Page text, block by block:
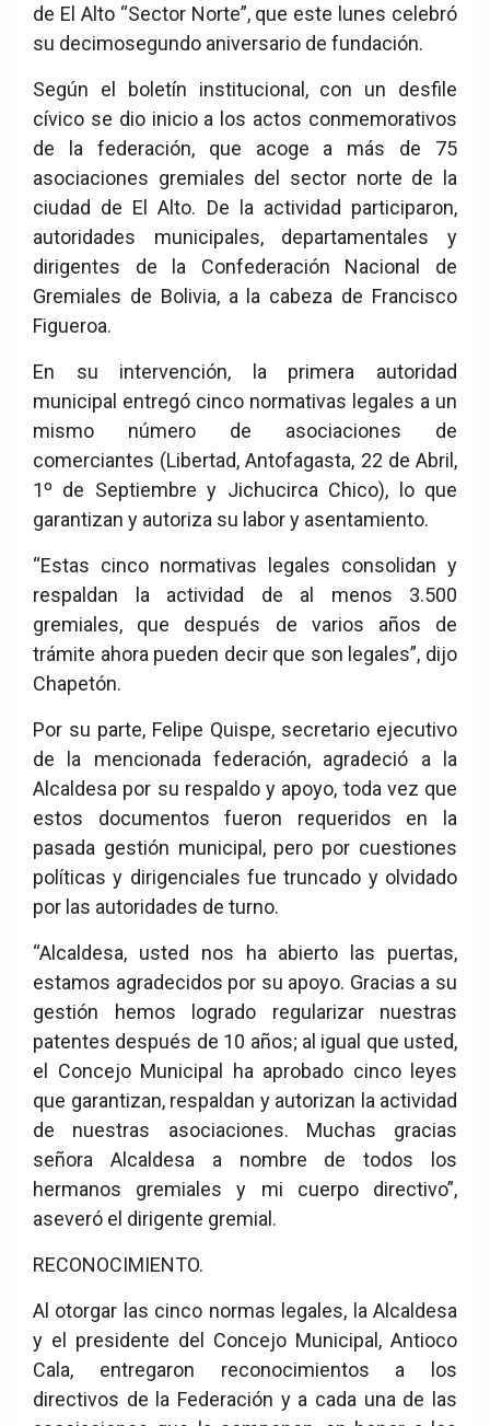
de El Alto “Sector Norte”, que este lunes celebró
su decimosegundo aniversario de fundación.
Según el boletín institucional, con un desfile
cívico se dio inicio a los actos conmemorativos
de la federación, que acoge a más de 75
asociaciones gremiales del sector norte de la
ciudad de El Alto. De la actividad participaron,
autoridades municipales, departamentales y
dirigentes de la Confederación Nacional de
Gremiales de Bolivia, a la cabeza de Francisco
Figueroa.
En su intervención, la primera autoridad
municipal entregó cinco normativas legales a un
mismo número de asociaciones de
comerciantes (Libertad, Antofagasta, 22 de Abril,
1º de Septiembre y Jichucirca Chico), lo que
garantizan y autoriza su labor y asentamiento.
“Estas cinco normativas legales consolidan y
respaldan la actividad de al menos 3.500
gremiales, que después de varios años de
trámite ahora pueden decir que son legales”, dijo
Chapetón.
Por su parte, Felipe Quispe, secretario ejecutivo
de la mencionada federación, agradeció a la
Alcaldesa por su respaldo y apoyo, toda vez que
estos documentos fueron requeridos en la
pasada gestión municipal, pero por cuestiones
políticas y dirigenciales fue truncado y olvidado
por las autoridades de turno.
“Alcaldesa, usted nos ha abierto las puertas,
estamos agradecidos por su apoyo. Gracias a su
gestión hemos logrado regularizar nuestras
patentes después de 10 años; al igual que usted,
el Concejo Municipal ha aprobado cinco leyes
que garantizan, respaldan y autorizan la actividad
de nuestras asociaciones. Muchas gracias
señora Alcaldesa a nombre de todos los
hermanos gremiales y mi cuerpo directivo”,
aseveró el dirigente gremial.
RECONOCIMIENTO.
Al otorgar las cinco normas legales, la Alcaldesa
y el presidente del Concejo Municipal, Antioco
Cala, entregaron reconocimientos a los
directivos de la Federación y a cada una de las